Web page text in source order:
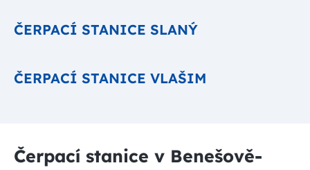
ČERPACÍ STANICE SLANÝ
ČERPACÍ STANICE VLAŠIM
Čerpací stanice v Benešově-